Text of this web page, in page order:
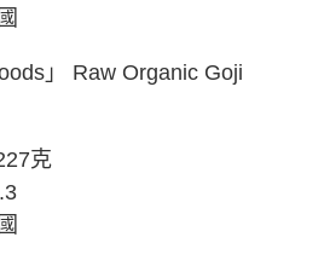
」 Raw Organic Goji
克